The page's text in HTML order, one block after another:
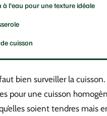
l’eau pour une texture idéale
cuisson
bien surveiller la
pour une cuisson
soient tendres